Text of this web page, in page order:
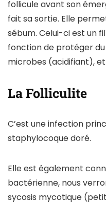
follicule avant son
fait sa sortie. Elle
sébum. Celui-ci est un
fonction de protéger
microbes (acidifiant),
La Folliculite
C’est une infection
staphylocoque doré.
Elle est également
bactérienne, nous
sycosis mycotique